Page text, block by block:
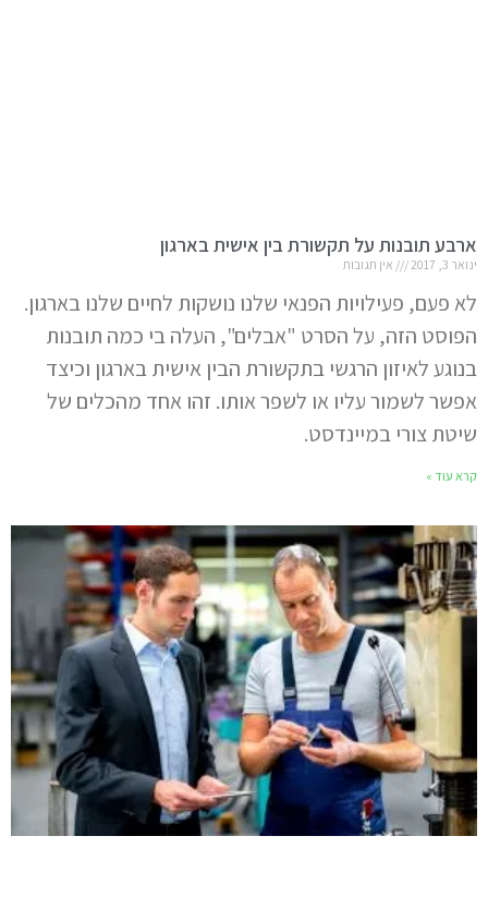
ארבע תובנות על תקשורת בין אישית בארגון
ינואר 3, 2017 אין תגובות
לא פעם, פעילויות הפנאי שלנו נושקות לחיים שלנו בארגון.
הפוסט הזה, על הסרט "אבלים", העלה בי כמה תובנות
בנוגע לאיזון הרגשי בתקשורת הבין אישית בארגון וכיצד
אפשר לשמור עליו או לשפר אותו. זהו אחד מהכלים של
שיטת צורי במיינדסט.
קרא עוד »